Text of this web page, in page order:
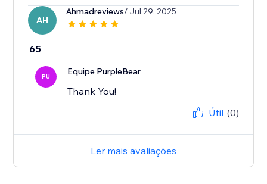
AH
Ahmadreviews/ Jul 29, 2025
65
PU Equipe PurpleBear
Thank You!
Útil (0)
Ler mais avaliações